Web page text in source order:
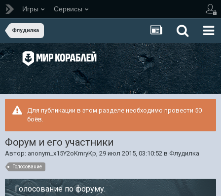
Игры Сервисы
Флудилка
Для публикации в этом разделе необходимо провести 50
боёв.
Форум и его участники
Автор: anonym_x15Y2oKmryKp, 29 июл 2015, 03:10:52 в Флудилка
Голосование
Голосование по форуму.